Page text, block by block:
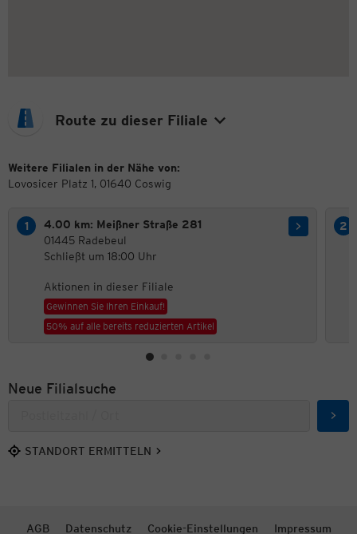
Route zu dieser Filiale
Weitere Filialen in der Nähe von:
Lovosicer Platz 1, 01640 Coswig
4.00 km: Meißner Straße 281
01445 Radebeul
Schließt um 18:00 Uhr
Aktionen in dieser Filiale
Gewinnen Sie Ihren Einkauf!
50% auf alle bereits reduzierten Artikel
Neue Filialsuche
STANDORT ERMITTELN
AGB Datenschutz Cookie-Einstellungen Impressum